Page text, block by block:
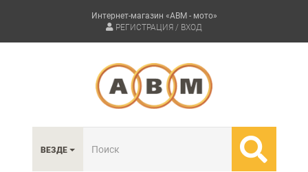
Интернет-магазин «АВМ - мото»
РЕГИСТРАЦИЯ / ВХОД
ВЕЗДЕ